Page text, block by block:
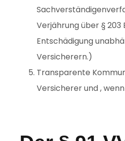
Verjährung über §
Entschädigung
Versicherern.)
Transparente
Versicherer und ,